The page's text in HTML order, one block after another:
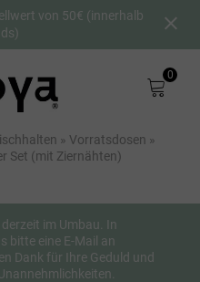
von 50€ (innerhalb
0
» Vorratsdosen »
Set (mit Ziernähten)
im Umbau. In
bitte eine E-Mail an
Dank für Ihre Geduld und